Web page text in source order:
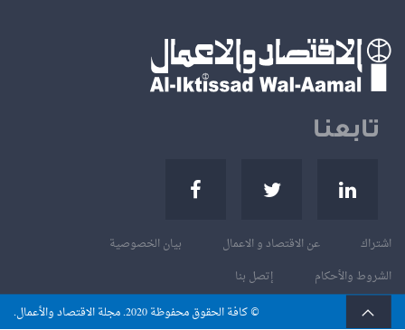
تابعنا
اشتراك عن الاقتصاد و الاعمال
بيان الخصوصية
الشروط والأحكام
إتصل بنا
© كافة الحقوق محفوظة 2020. مجلة الاقتصاد والأعمال.